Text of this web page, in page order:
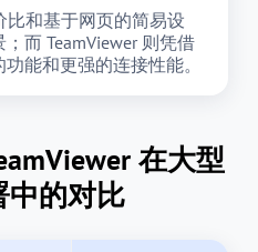
比和基于网页的简易设
而 TeamViewer 则凭借
能和更强的连接性能。
在大型
中的对比